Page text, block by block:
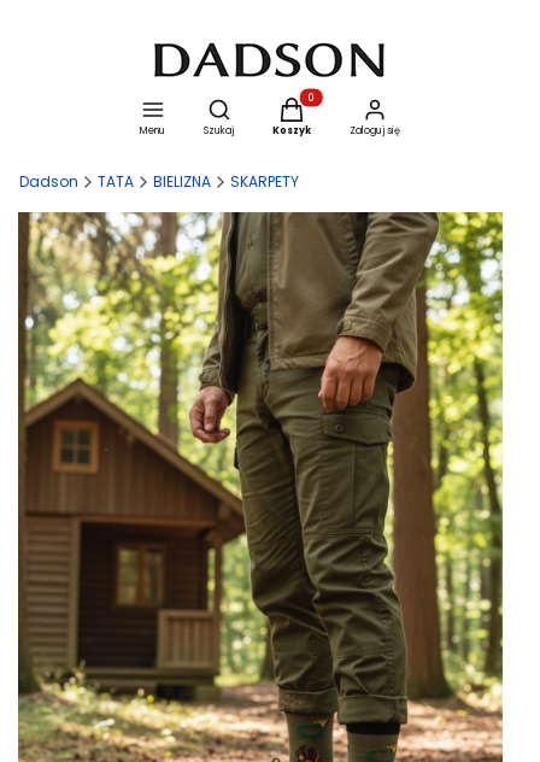
Menu
Otwórz wyszukiwarkę
Szukaj
Produkty w koszyku: 0. Zobacz
Koszyk Zaloguj się
Dadson TATA BIELIZNA SKARPETY